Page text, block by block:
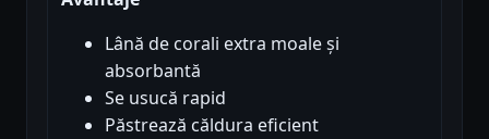
Lână de corali extra moale și
absorbantă
Se usucă rapid
Păstrează căldura eficient